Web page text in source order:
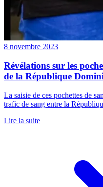
8 novembre 2023
Révélations sur les
de la République
La saisie de ces pochettes de
trafic de sang entre la
Lire la suite